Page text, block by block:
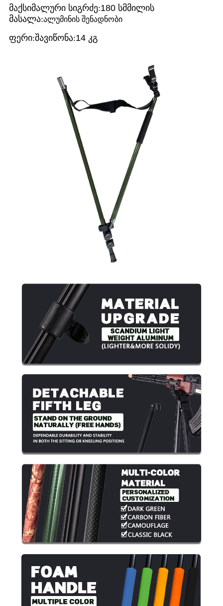
მაქსიმალური სიგრძე:180 სმმილის
მასალა:ალუმინის შენადნობი
ფერი:შავიწონა:14 კგ